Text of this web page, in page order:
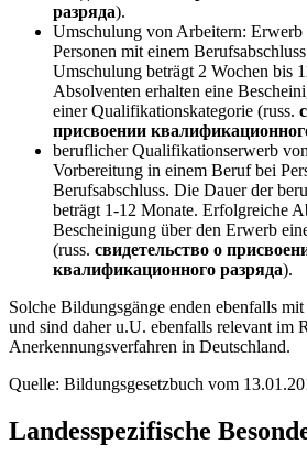
разряда).
Umschulung von Arbeitern: Erwerb
Personen mit einem
Umschulung beträgt 2 Wochen bis
Absolventen erhalten eine
einer Qualifikationskategorie (russ.
присвоении
beruflicher Qualifikationserwerb
Vorbereitung in einem Beruf bei
Berufsabschluss. Die Dauer der
beträgt 1-12 Monate. Erfolgreiche
Bescheinigung über den Erwerb
(russ. свидетельство о
квалификационного разряда).
Solche Bildungsgänge enden ebenfalls
und sind daher u.U. ebenfalls relevant im
Anerkennungsverfahren in Deutschland.
Quelle: Bildungsgesetzbuch vom
Landesspezifische